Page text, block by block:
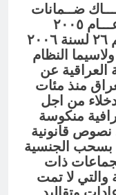
ضــمانات
وجـــدت فــي ظـــل دســتور عـــام ٢٠٠٥
وقـــانون الجنسية العراقية رقم ٢٦ لسنة ٢٠٠٦
النظام
العراقية عن
منذ مئات
من اجل
منكوسة
نصوص قانونية
بسحب الجنسية
ذات
والتي لا تمت